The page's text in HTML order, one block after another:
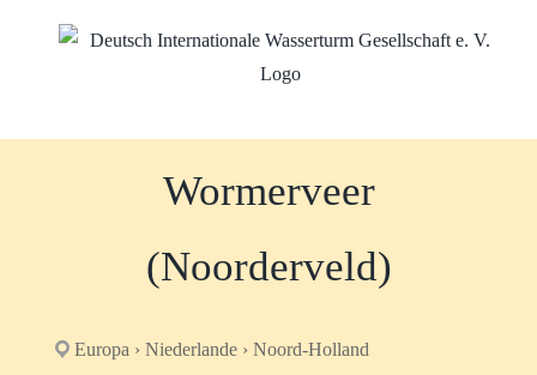
Wormerveer
(Noorderveld)
Europa › Niederlande › Noord-Holland